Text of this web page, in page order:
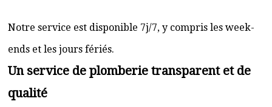
Notre service est disponible 7j/7, y compris les week-
ends et les jours fériés.
Un service de plomberie transparent et de
qualité